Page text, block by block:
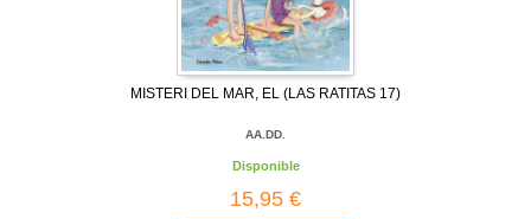
MISTERI DEL MAR, EL (LAS RATITAS 17)
AA.DD.
Disponible
15,95 €